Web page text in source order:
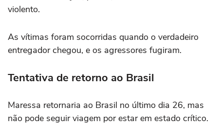
violento.
As vítimas foram socorridas quando o verdadeiro
entregador chegou, e os agressores fugiram.
Tentativa de retorno ao Brasil
Maressa retornaria ao Brasil no último dia 26, mas
não pode seguir viagem por estar em estado crítico.